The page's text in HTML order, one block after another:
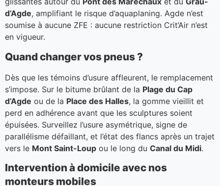
d’Agde, amplifiant le risque d’aquaplaning. Agde n’est
soumise à aucune ZFE : aucune restriction Crit’Air n’est
en vigueur.
Quand changer vos pneus ?
Dès que les témoins d’usure affleurent, le remplacement
s’impose. Sur le bitume brûlant de la Plage du Cap
d’Agde ou de la Place des Halles, la gomme vieillit et
perd en adhérence avant que les sculptures soient
épuisées. Surveillez l’usure asymétrique, signe de
parallélisme défaillant, et l’état des flancs après un trajet
vers le Mont Saint-Loup ou le long du Canal du Midi.
Intervention à domicile avec nos
monteurs mobiles